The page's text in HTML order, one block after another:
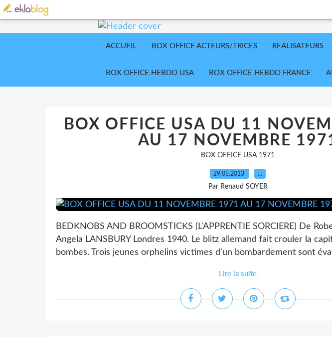
ACCUEIL BOX OFFICE ACTEURS/TRICES REALISATEURS
BOX OFFICE HEBDO USA BOX OFFICE HEBDO FRANCE
BOX OFFICE USA DU 11
AU 17 NOVEMBRE
BOX OFFICE USA 1971
29.05.2013 …
Par Renaud SOYER
BEDKNOBS AND BROOMSTICKS (L'APPRENTIE SORCIERE) De
Angela LANSBURY Londres 1940. Le blitz allemand fait crouler la
bombes. Trois jeunes orphelins victimes d'un bombardement sont
Lire la suite